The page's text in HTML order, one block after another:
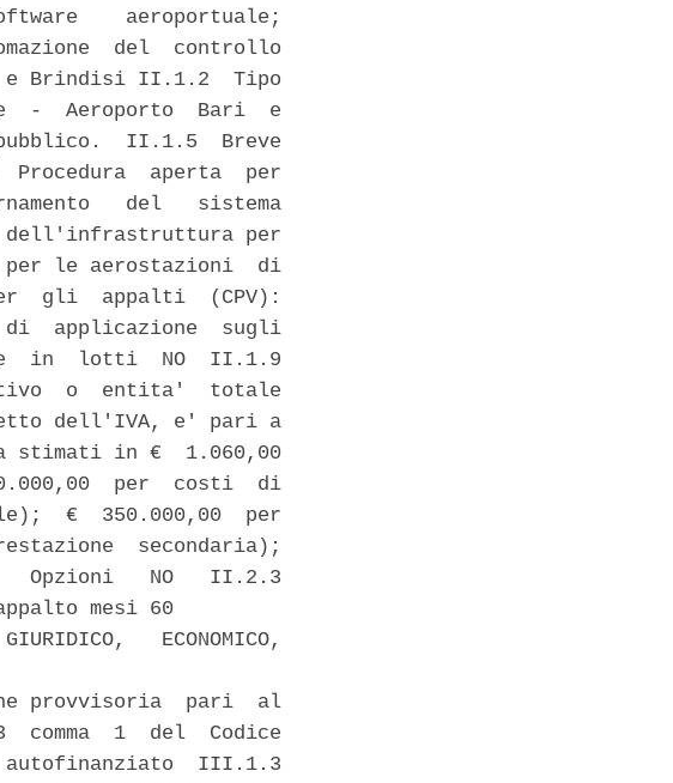
aeroportuale;
del  controllo
e Brindisi II.1.2  Tipo
-  Aeroporto  Bari  e
II.1.5  Breve
aperta  per
del   sistema
dell'infrastruttura per
per le aerostazioni  di
gli  appalti  (CPV):
di  applicazione  sugli
in  lotti  NO  II.1.9
o  entita'  totale
dell'IVA, e' pari a
stimati in €  1.060,00
per  costi  di
€  350.000,00  per
secondaria);
Opzioni   NO   II.2.3
mesi 60
ECONOMICO,
provvisoria  pari  al
comma  1  del  Codice
III.1.3